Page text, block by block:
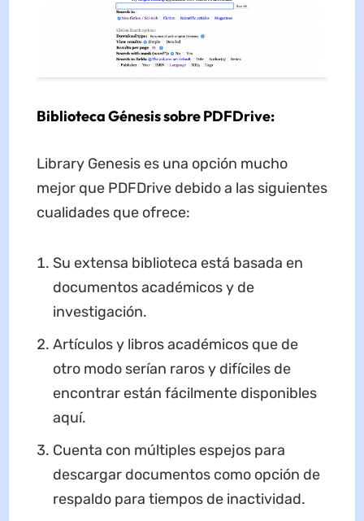
Biblioteca Génesis sobre PDFDrive:
Library Genesis es una opción mucho
mejor que PDFDrive debido a las siguientes
cualidades que ofrece:
Su extensa biblioteca está basada en
documentos académicos y de
investigación.
Artículos y libros académicos que de
otro modo serían raros y difíciles de
encontrar están fácilmente disponibles
aquí.
Cuenta con múltiples espejos para
descargar documentos como opción de
respaldo para tiempos de inactividad.